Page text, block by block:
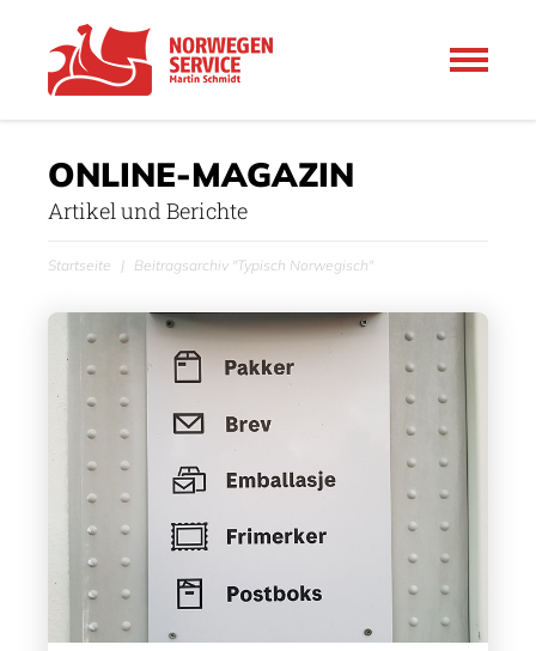
ONLINE-MAGAZIN
Artikel und Berichte
Startseite Beitragsarchiv "Typisch Norwegisch"